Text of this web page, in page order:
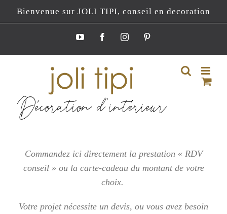
Passer
au
Bienvenue sur JOLI TIPI, conseil en decoration
YouTubeFacebookInstagramPinterest
Commandez ici directement la prestation « RDV
conseil » ou la carte-cadeau du montant de votre
choix.
Votre projet nécessite un devis, ou vous avez besoin